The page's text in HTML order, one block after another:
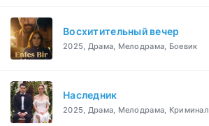
Восхитительный вечер
2025, Драма, Мелодрама, Боевик
Наследник
2025, Драма, Мелодрама, Криминал